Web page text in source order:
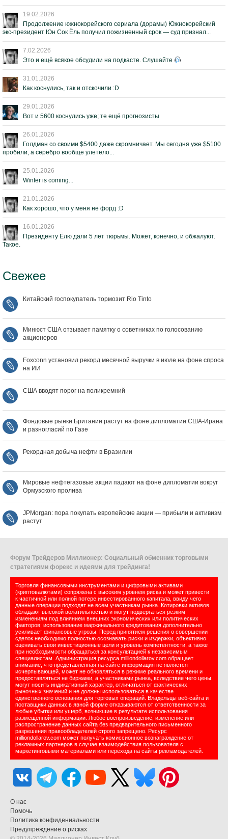
19.02.2026
Продолжение южнокорейского сериала (дорамы) Южнокорейский
экс-президент Юн Сок Ёль получил пожизненный срок — суд признал...
7.02.2026
Это и ещё всякое обсудили на подкасте. Слушайте
31.01.2026
Как коснулись, так и отскочили :D
29.01.2026
Вот и 5600 коснулись уже; те ещё прогнозисты
26.01.2026
Голдман со своими $5400 даже скромничает. Мы сегодня уже $5100
пробили, а серебро вообще улетело...
25.01.2026
Winter is coming...
21.01.2026
Как хорошо, что у меня не форд :D
16.01.2026
Президенту Ёлю дали 5 лет тюрьмы. Может, конечно, и обжалуют.
Такое.
Свежее
Китайский госпокупатель тормозит Rio Tinto
Минюст США отзывает памятку о советниках по голосованию
акционеров
Foxconn установил рекорд месячной выручки в июле на фоне спроса
на ИИ
США вводят порог на поликремний
Фондовые рынки Британии растут на фоне дипломатии США‑Ирана
и разногласий по Газе
Рекордная добыча нефти в Бразилии
Мировые нефтегазовые акции падают на фоне дипломатии вокруг
Ормузского пролива
JPMorgan: пора покупать европейские акции — прибыли и активизм
растут
Форум Трейдеров Миллионер: Социальный обменник торговыми
стратегиями форекс и идеями для трейдинга!
Торговля финансовыми инструментами и цифровыми активами
(криптовалютами) сопряжена с высоким уровнем риска и может привести
к частичной или полной потере инвестированного капитала, ввиду чего
данные операции подходят не всем участникам рынка. Котировки активов
обладают высокой волатильностью и могут подвергаться резким
изменениям под влиянием внешних экономических или политических
факторов; использование маржинального кредитования дополнительно
усиливает финансовые угрозы. Перед принятием решения о совершении
сделок необходимо полностью осознавать риски и издержки, объективно
оценивать свои инвестиционные цели и уровень компетентности, а также
при необходимости обращаться за консультацией к независимым
специалистам. Администрация ресурса milliondollarov.com обращает
внимание, что представленная на сайте информация не является
исчерпывающей, может не обновляться в режиме реального времени и
предоставляться не биржами, а участниками рынка, вследствие чего цены
могут носить индикативный характер, отличаться от фактических
рыночных значений и не должны использоваться в качестве
единственного основания для торговых операций. Владельцы веб-сайта и
поставщики данных в явной форме отказываются от ответственности за
любые убытки или ущерб, возникшие в результате использования
размещенной информации. Любое воспроизведение, изменение или
распространение данных сайта без предварительного письменного
разрешения правообладателей строго запрещено. Ресурс
milliondollarov.com может получать комиссионное вознаграждение от
рекламных партнеров в случае взаимодействия пользователя с
маркетинговыми материалами или перехода на сайты рекламодателей.
О нас
Помочь
Политика конфидениальности
Предупреждение о рисках